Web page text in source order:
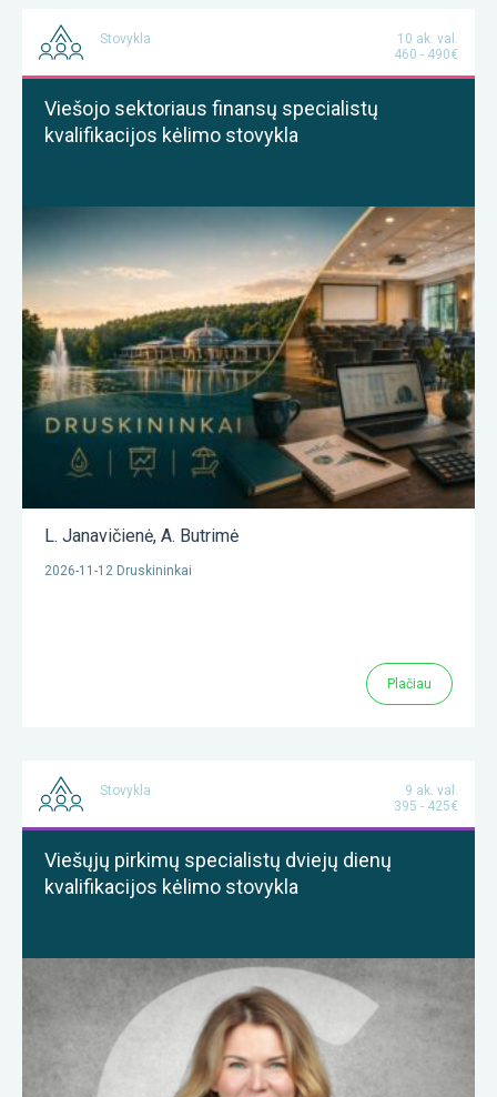
Stovykla
10 ak. val.
460 - 490€
Viešojo sektoriaus finansų specialistų
kvalifikacijos kėlimo stovykla
L. Janavičienė, A. Butrimė
2026-11-12 Druskininkai
Plačiau
Stovykla
9 ak. val.
395 - 425€
Viešųjų pirkimų specialistų dviejų dienų
kvalifikacijos kėlimo stovykla